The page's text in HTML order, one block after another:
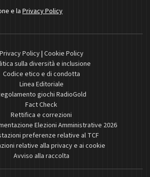
e la Privacy Policy
Privacy Policy| Cookie Policy
sulla diversità e inclusione
Codice etico e di condotta
Linea Editoriale
giochi RadioGold
Fact Check
Rettifica e correzioni
Elezioni Amministrative 2026
preferenze relative al TCF
relative alla privacy e ai cookie
Avviso alla raccolta